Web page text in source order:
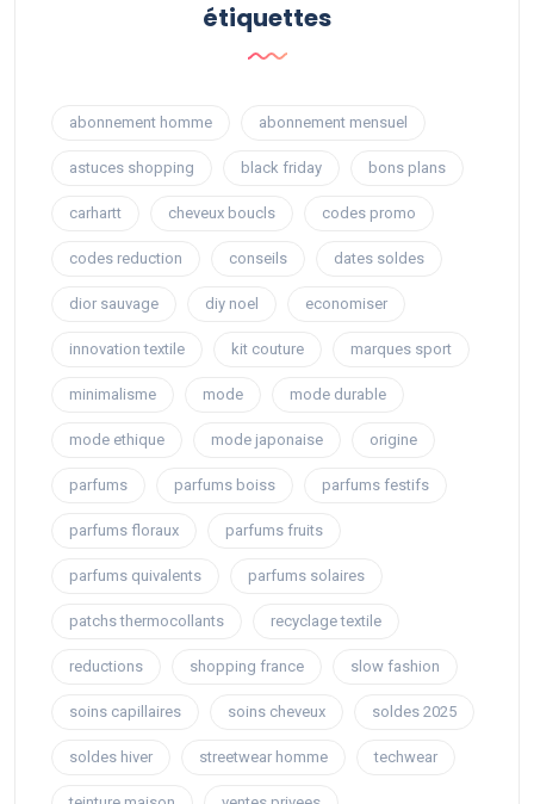
étiquettes
abonnement homme abonnement mensuel
astuces shopping black friday bons plans
carhartt cheveux boucls codes promo
codes reduction conseils dates soldes
dior sauvage diy noel economiser
innovation textile kit couture marques sport
minimalisme mode mode durable
mode ethique mode japonaise origine
parfums parfums boiss parfums festifs
parfums floraux parfums fruits
parfums quivalents parfums solaires
patchs thermocollants recyclage textile
reductions shopping france slow fashion
soins capillaires soins cheveux soldes 2025
soldes hiver streetwear homme techwear